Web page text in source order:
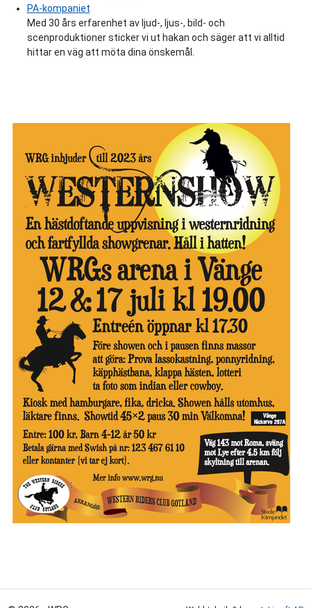
PA-kompaniet
Med 30 års erfarenhet av ljud-, ljus-, bild- och
scenproduktioner sticker vi ut hakan och säger att vi alltid
hittar en väg att möta dina önskemål.